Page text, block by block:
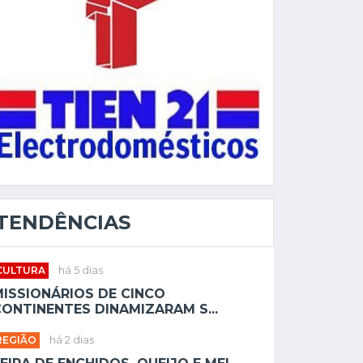
há 5 dias
DE CINCO
DINAMIZARAM S...
há 2 dias